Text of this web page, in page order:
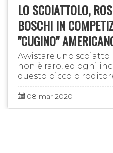
LO SCOIATTOLO,
BOSCHI IN
"CUGINO"
GRANDE
Avvistare uno
non è raro, ed ogni
questo piccolo
famiglia degli sciuridi,
ricordo in chi ne è …
08 mar 2020